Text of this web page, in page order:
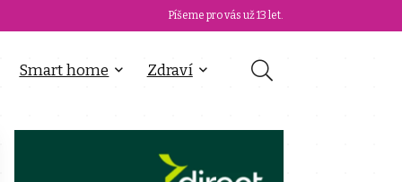
Píšeme pro vás už 13 let.
Smart home Zdraví